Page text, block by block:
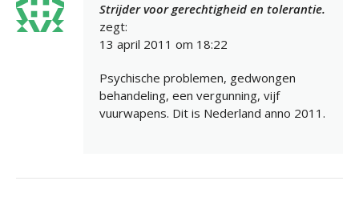
Strijder voor gerechtigheid en tolerantie.
zegt:
13 april 2011 om 18:22
Psychische problemen, gedwongen
behandeling, een vergunning, vijf
vuurwapens. Dit is Nederland anno 2011.